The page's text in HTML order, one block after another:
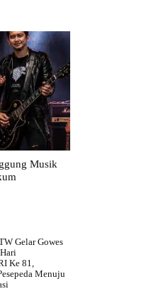
Musik
Gelar Gowes
Ke 81,
Menuju